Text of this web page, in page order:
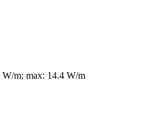
W/m; max: 14.4 W/m